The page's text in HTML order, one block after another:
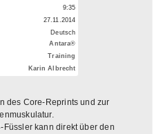
9:35
27.11.2014
Deutsch
Antara®
Training
Karin Albrecht
des Core-Reprints und zur
Füssler kann direkt über den